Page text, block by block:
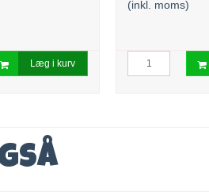
Læg i kurv
(inkl. moms)